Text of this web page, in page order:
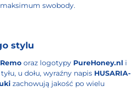
swobody.
stylu
oraz logotypy PureHoney.nl i
tyłu, u dołu, wyraźny napis HUSARIA-
zachowują jakość po wielu